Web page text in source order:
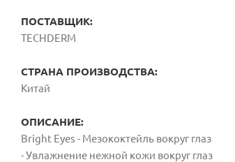
ПОСТАВЩИК:
TECHDERM
СТРАНА ПРОИЗВОДСТВА:
Китай
ОПИСАНИЕ:
Bright Eyes - Мезококтейль вокруг глаз
- Увлажнение нежной кожи вокруг глаз